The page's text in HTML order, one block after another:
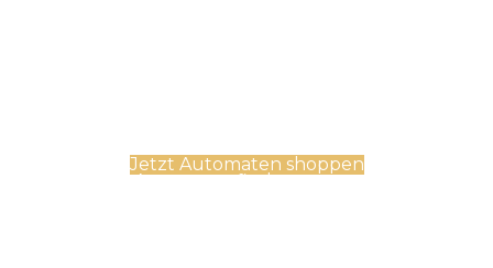
Jetzt Automaten shoppen
Automatenfinder starten